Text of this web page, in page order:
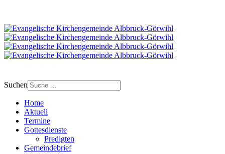
Suchen
Home
Aktuell
Termine
Gottesdienste
Predigten
Gemeindebrief